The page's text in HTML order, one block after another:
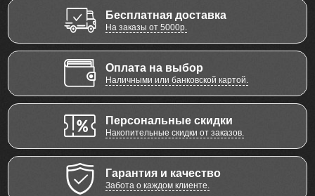
Бесплатная доставка
На заказы от 5000р.
Оплата на выбор
Наличными или банковской картой.
Персональные скидки
Накопительные скидки от заказов.
Гарантия и качество
Забота о каждом клиенте.